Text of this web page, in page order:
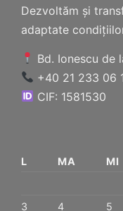
Dezvoltăm și
adaptate
Bd. Ionescu de
+40 21 233 06
CIF: 1581530
L MA MI
3
4 5